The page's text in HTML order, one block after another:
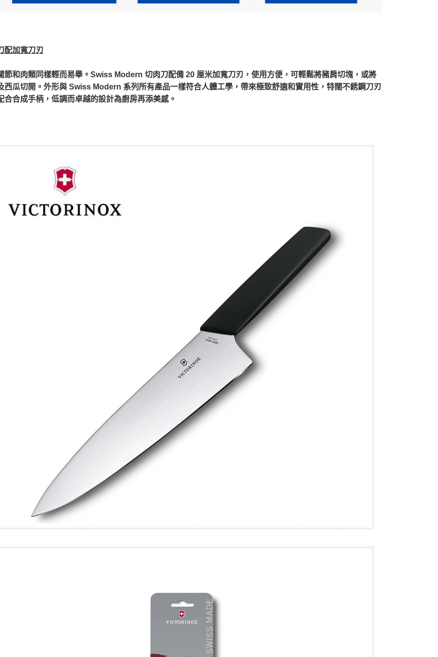
配加寬刀刃
節和肉類同樣輕而易舉。Swiss Modern 切肉刀配備 20 厘米加寬刀刃，使用方便，可輕鬆將豬肩切塊，或將
西瓜切開。外形與 Swiss Modern 系列所有產品一樣符合人體工學，帶來極致舒適和實用性，特闊不銹鋼刀刃
合合成手柄，低調而卓越的設計為廚房再添美感。